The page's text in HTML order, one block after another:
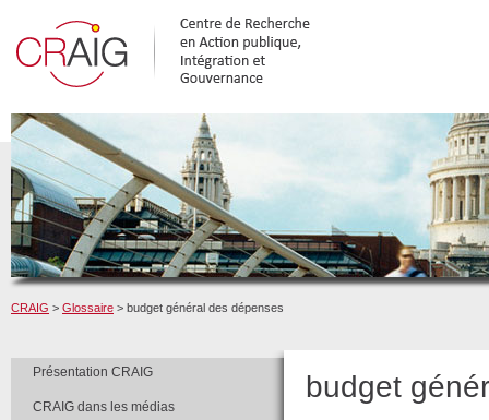
CRAIG > Glossaire > budget général des dépenses
Présentation CRAIG
CRAIG dans les médias
budget